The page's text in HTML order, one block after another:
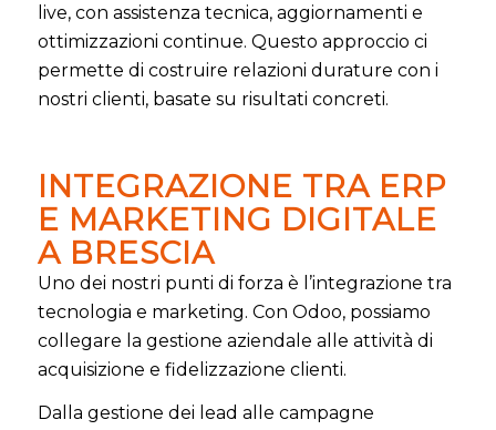
live, con assistenza tecnica, aggiornamenti e
ottimizzazioni continue. Questo approccio ci
permette di costruire relazioni durature con i
nostri clienti, basate su risultati concreti.
INTEGRAZIONE TRA ERP
E MARKETING DIGITALE
A BRESCIA
Uno dei nostri punti di forza è l’integrazione tra
tecnologia e marketing. Con Odoo, possiamo
collegare la gestione aziendale alle attività di
acquisizione e fidelizzazione clienti.
Dalla gestione dei lead alle campagne